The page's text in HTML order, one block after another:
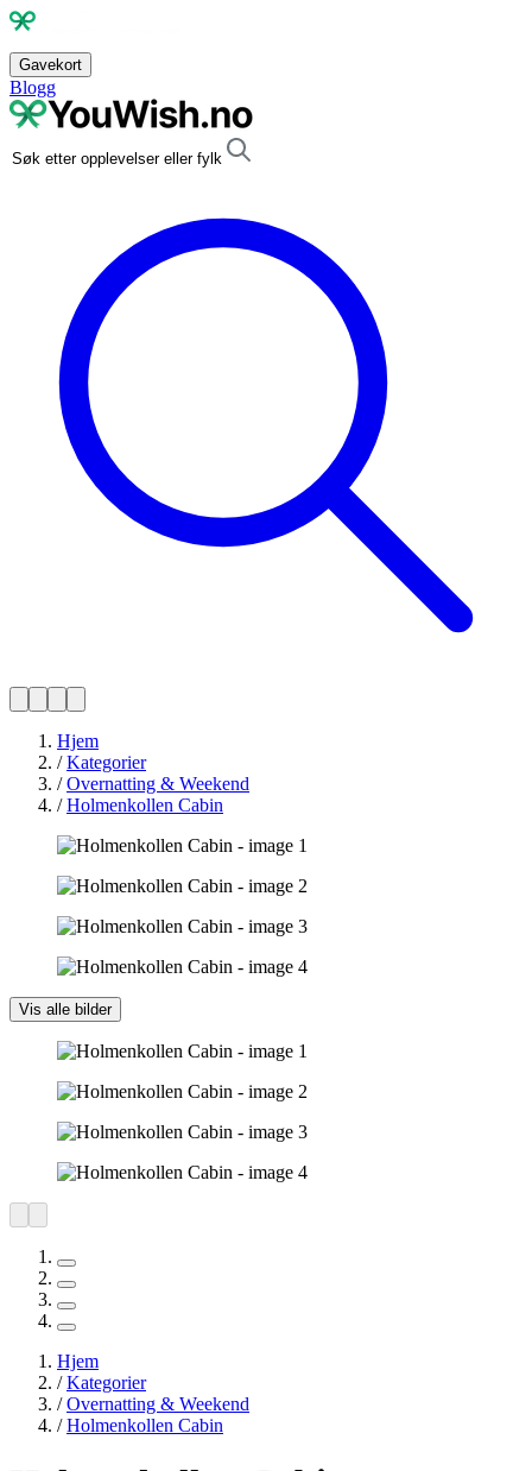
Gavekort
Blogg
Hjem
/Kategorier
/Overnatting & Weekend
/Holmenkollen Cabin
Vis alle bilder
Hjem
/Kategorier
/Overnatting & Weekend
/Holmenkollen Cabin